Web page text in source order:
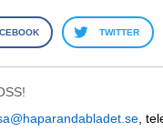
TWITTER
,